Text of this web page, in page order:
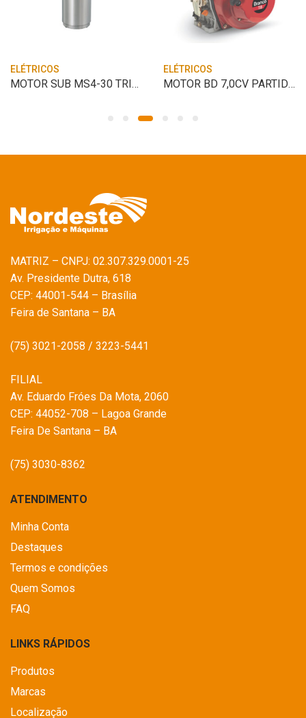
ELÉTRICOS
MOTOR SUB MS4-30 TRIF 3CV 230V FRANKLIN
ELÉTRICOS
MOTOR BD 7,0CV PARTIDA ELETRICA BRANCO
MATRIZ – CNPJ: 02.307.329.0001-25
Av. Presidente Dutra, 618
CEP: 44001-544 – Brasília
Feira de Santana – BA
(75) 3021-2058 / 3223-5441
FILIAL
Av. Eduardo Fróes Da Mota, 2060
CEP: 44052-708 – Lagoa Grande
Feira De Santana – BA
(75) 3030-8362
ATENDIMENTO
Minha Conta
Destaques
Termos e condições
Quem Somos
FAQ
LINKS RÁPIDOS
Produtos
Marcas
Localização